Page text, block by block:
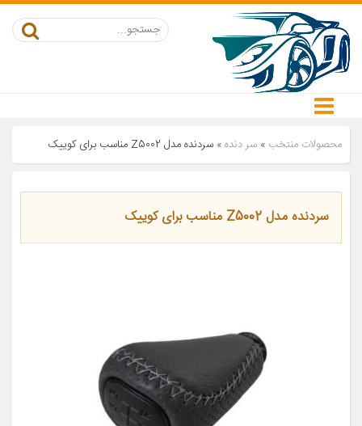
محصولات منتخب » سر دنده» سردنده مدل Z5002 مناسب برای کوییک
سردنده مدل Z5002 مناسب برای کوییک